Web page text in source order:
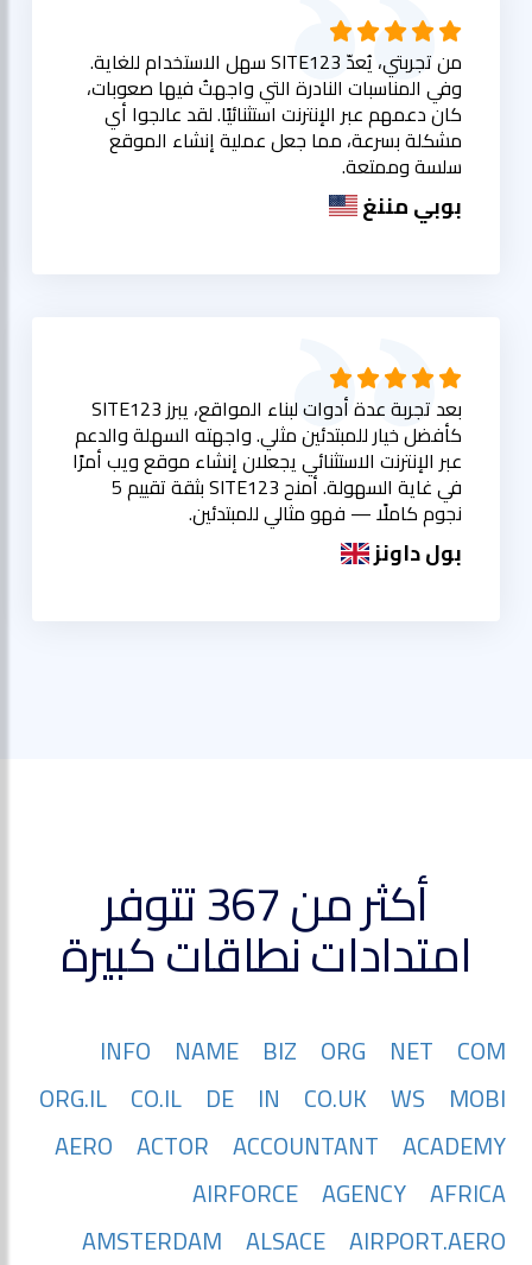
من تجربتي، يُعدّ SITE123 سهل الاستخدام للغاية.
وفي المناسبات النادرة التي واجهتُ فيها صعوبات،
كان دعمهم عبر الإنترنت استثنائيًا. لقد عالجوا أي
مشكلة بسرعة، مما جعل عملية إنشاء الموقع
سلسة وممتعة.
بوبي مننغ
بعد تجربة عدة أدوات لبناء المواقع، يبرز SITE123
كأفضل خيار للمبتدئين مثلي. واجهته السهلة والدعم
عبر الإنترنت الاستثنائي يجعلان إنشاء موقع ويب أمرًا
في غاية السهولة. أمنح SITE123 بثقة تقييم 5
نجوم كاملًا — فهو مثالي للمبتدئين.
بول داونز
أكثر من 367 تتوفر
امتدادات نطاقات كبيرة
COM
NET
ORG
BIZ
NAME
INFO
MOBI
WS
CO.UK
IN
DE
CO.IL
ORG.IL
ACADEMY
ACCOUNTANT
ACTOR
AERO
AFRICA
AGENCY
AIRFORCE
AIRPORT.AERO
ALSACE
AMSTERDAM